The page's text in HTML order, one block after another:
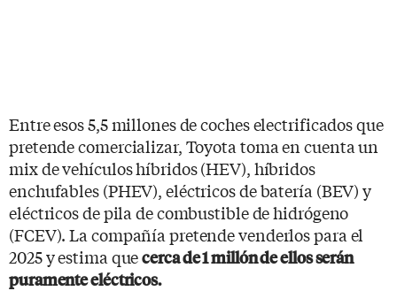
Entre esos 5,5 millones de coches electrificados que
pretende comercializar, Toyota toma en cuenta un
mix de vehículos híbridos (HEV), híbridos
enchufables (PHEV), eléctricos de batería (BEV) y
eléctricos de pila de combustible de hidrógeno
(FCEV). La compañía pretende venderlos para el
2025 y estima quecerca de 1 millón de ellos serán
puramente eléctricos.